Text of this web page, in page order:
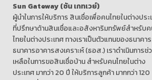
Sun Gateway (ซัน เกทเวย์)
ผู้นำในการให้บริการ สินเชื่อเพื่อคนไทยในต่างประ
ที่ปรึกษาด้านสินเชื่อและอสังหาริมทรัพย์สำหรับ
ไทยในต่างประเทศ ทางเราเป็นตัวแทนของธนาคา
ธนาคารอาคารสงเคราะห์ (ธอส.) เราดำเนินการช่
เหลือในการขอสินเชื่อบ้าน สำหรับคนไทยในต่าง
ประเทศ มากว่า 20 ปี ให้บริการลูกค้า มากกว่า 120